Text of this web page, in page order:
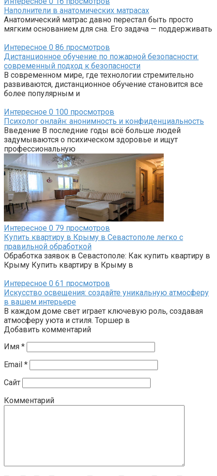
Наполнители в анатомических матрасах
Анатомический матрас давно перестал быть просто
мягким основанием для сна. Его задача — поддерживать
Интересное 0 86 просмотров
Дистанционное обучение по пожарной безопасности:
современный подход к безопасности
В современном мире, где технологии стремительно
развиваются, дистанционное обучение становится все
более популярным и
Интересное 0 100 просмотров
Психолог онлайн: анонимность и конфиденциальность
Введение В последние годы всё больше людей
задумываются о психическом здоровье и ищут
профессиональную
Интересное 0 79 просмотров
Купить квартиру в Крыму в Севастополе легко с
правильной обработкой
Обработка заявок в Севастополе: Как купить квартиру в
Крыму Купить квартиру в Крыму в
Интересное 0 61 просмотров
Искусство освещения: создайте уникальную атмосферу
в вашем интерьере
В каждом доме свет играет ключевую роль, создавая
атмосферу уюта и стиля. Торшер в
Добавить комментарий
Имя *
Email *
Сайт
Комментарий